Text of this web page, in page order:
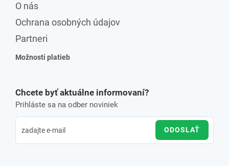
O nás
Ochrana osobných údajov
Partneri
Možnosti platieb
Chcete byť aktuálne informovaní?
Prihláste sa na odber noviniek
ODOSLAŤ